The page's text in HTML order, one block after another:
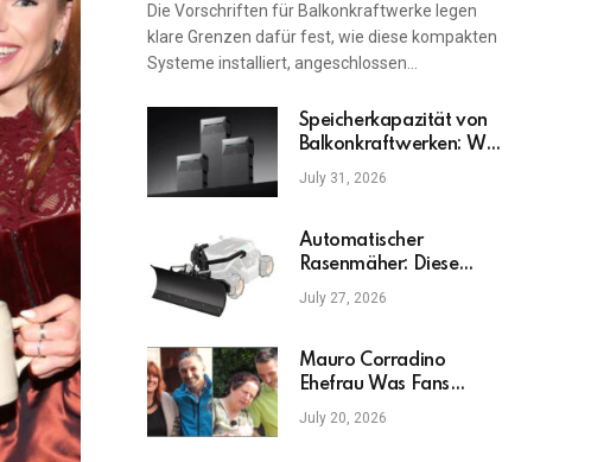
Die Vorschriften für Balkonkraftwerke legen
klare Grenzen dafür fest, wie diese kompakten
Systeme installiert, angeschlossen…
Speicherkapazität von
Balkonkraftwerken: Was
ist am wichtigsten?
July 31, 2026
Automatischer
Rasenmäher: Diese
Fehler sollten Sie
vermeiden
July 27, 2026
Mauro Corradino
Ehefrau Was Fans
wirklich wissen möchten
July 20, 2026